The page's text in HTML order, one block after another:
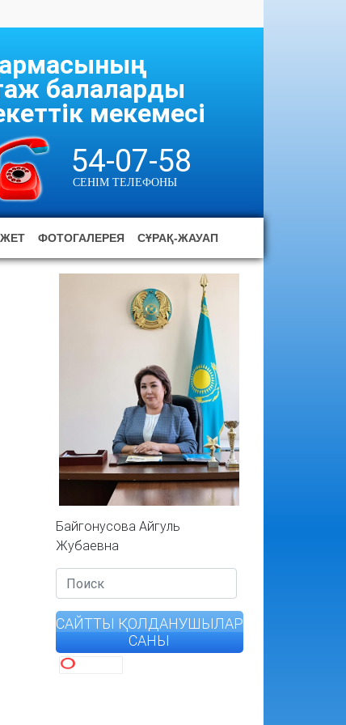
балаларды
мекемесі
54-07-58
СЕНІМ ТЕЛЕФОНЫ
ФОТОГАЛЕРЕЯ СҰРАҚ-ЖАУАП
Байгонусова Айгуль
Жубаевна
САЙТТЫ ҚОЛДАНУШЫЛАР
САНЫ